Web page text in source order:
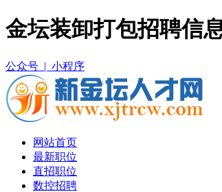
金坛装卸打包招聘信
公众号 | 小程序
网站首页
最新职位
直招职位
数控招聘